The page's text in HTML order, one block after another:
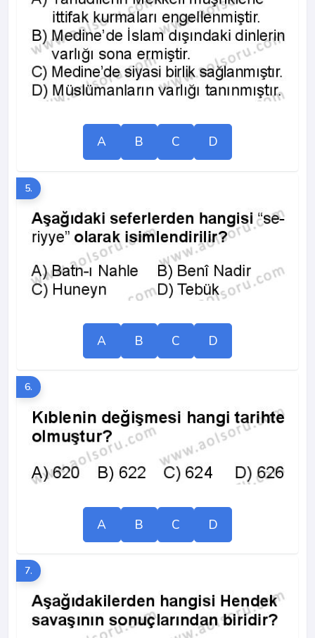
A B C D
5.
A B C D
6.
A B C D
7.